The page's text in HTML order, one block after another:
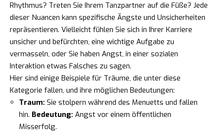
Rhythmus? Treten Sie Ihrem Tanzpartner auf die Füße? Jede
dieser Nuancen kann spezifische Ängste und Unsicherheiten
repräsentieren. Vielleicht fühlen Sie sich in Ihrer Karriere
unsicher und befürchten, eine wichtige Aufgabe zu
vermasseln, oder Sie haben Angst, in einer sozialen
Interaktion etwas Falsches zu sagen.
Hier sind einige Beispiele für Träume, die unter diese
Kategorie fallen, und ihre möglichen Bedeutungen:
Traum: Sie stolpern während des Menuetts und fallen
hin. Bedeutung: Angst vor einem öffentlichen
Misserfolg.